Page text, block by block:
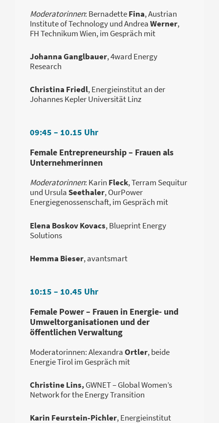
Moderatorinnen: BernadetteFina, Austrian
Institute of Technology und AndreaWerner,
FH Technikum Wien, im Gespräch mit
Johanna Ganglbauer, 4ward Energy
Research
Christina Friedl, Energieinstitut an der
Johannes Kepler Universität Linz
09:45 – 10.15 Uhr
Female Entrepreneurship – Frauen als
Unternehmerinnen
Moderatorinnen: Karin Fleck, Terram Sequitur
und UrsulaSeethaler, OurPower
Energiegenossenschaft,im Gespräch mit
Elena Boskov Kovacs, Blueprint Energy
Solutions
Hemma Bieser, avantsmart
10:15 – 10.45 Uhr
Female Power – Frauen in Energie- und
Umweltorganisationen und der
öffentlichen Verwaltung
Moderatorinnen:AlexandraOrtler, beide
Energie Tirolim Gespräch mit
Christine Lins,GWNET – Global Women’s
Network for the Energy Transition
Karin Feurstein-Pichler, Energieinstitut